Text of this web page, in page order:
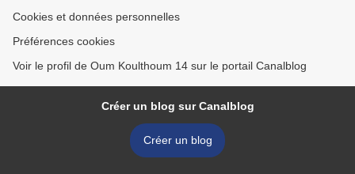
Cookies et données personnelles
Préférences cookies
Voir le profil de Oum Koulthoum 14 sur le portail Canalblog
Créer un blog sur Canalblog
Créer un blog